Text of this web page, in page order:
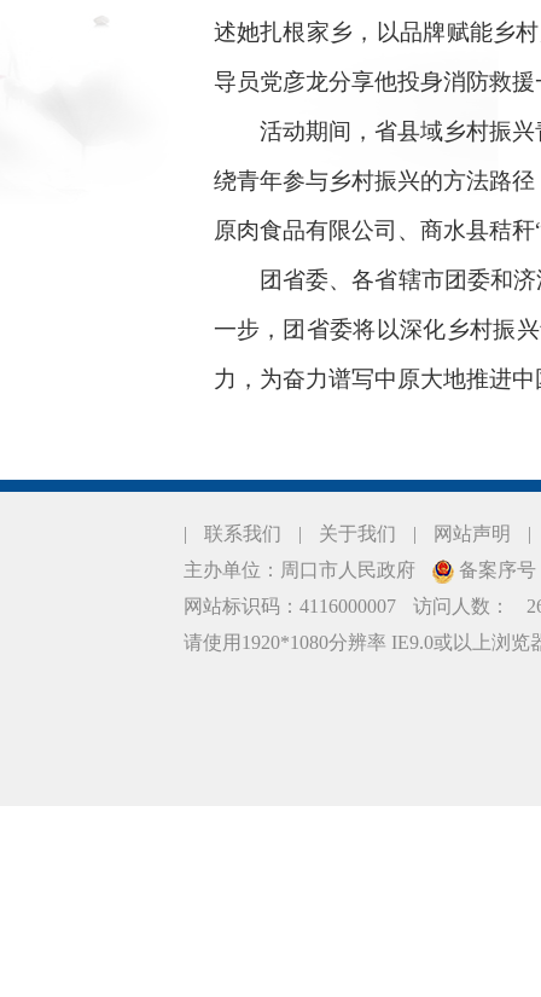
述她扎根家乡，以品牌赋能乡
导员党彦龙分享他投身消防救
活动期间，省县域乡村振兴
绕青年参与乡村振兴的方法路
原肉食品有限公司、商水县秸
团省委、各省辖市团委和济
一步，团省委将以深化乡村振
力，为奋力谱写中原大地推进
| 联系我们 | 关于我们 | 网站声明
|
主办单位：周口市人民政府
备案序号
网站标识码：4116000007
访问人数：
请使用1920*1080分辨率 IE9.0或以上浏览